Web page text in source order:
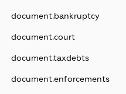
document.bankruptcy
document.court
document.taxdebts
document.enforcements